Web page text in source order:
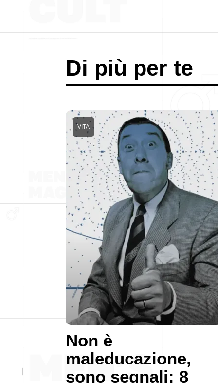
Di più per te
Non è
maleducazione,
sono segnali: 8
VITA